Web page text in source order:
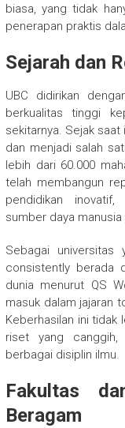
biasa, yang tidak
penerapan praktis
Sejarah dan
UBC didirikan
berkualitas tinggi
sekitarnya. Sejak
dan menjadi salah
lebih dari 60.000
telah membangun
pendidikan
sumber daya
Sebagai universitas
consistently berada
dunia menurut QS
masuk dalam jajaran
Keberhasilan ini tidak
riset yang canggih,
berbagai disiplin ilmu.
Fakultas
Beragam